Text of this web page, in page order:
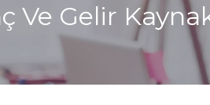
Ve Gelir